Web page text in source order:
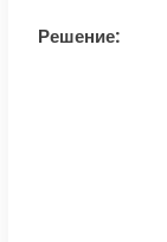
Решение: